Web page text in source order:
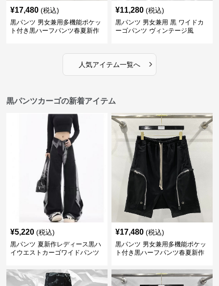
¥17,480 (税込)
黒パンツ 男女兼用多機能ポケッ
ト付き黒ハーフパンツ春夏新作
¥11,280 (税込)
黒パンツ 男女兼用 黒 ワイドカ
ーゴパンツ ヴィンテージ風
人気アイテム一覧へ ›
黒パンツカーゴの新着アイテム
¥5,220 (税込)
黒パンツ 夏新作レディース黒ハ
イウエストカーゴワイドパンツ
¥17,480 (税込)
黒パンツ 男女兼用多機能ポケッ
ト付き黒ハーフパンツ春夏新作